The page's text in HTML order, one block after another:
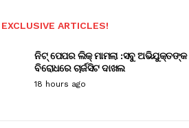
ARTICLES!
ନିଟ୍ ପେପର ଲିକ୍ ମାମଲା :ସବୁ ଅଭିଯୁକ୍ତଙ୍କ
ବିରୋଧରେ ଚାର୍ଜସିଟ ଦାଖଲ
18 hours ago